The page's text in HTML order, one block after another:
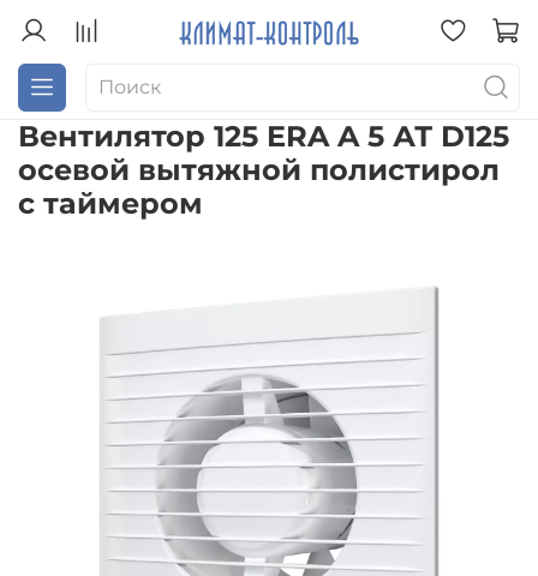
Вентилятор 125 ERA A 5 АТ D125
осевой вытяжной полистирол
с таймером